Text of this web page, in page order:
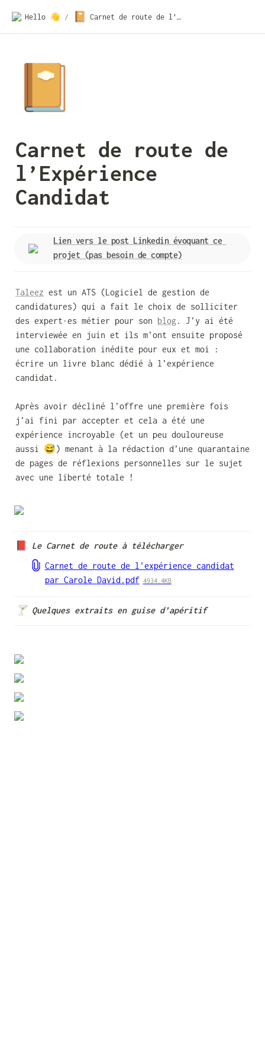
Hello 👋 / 📔 Carnet de route de l’Expérience Candidat
📔
Carnet de route de
l’Expérience
Candidat
Lien vers le post Linkedin évoquant ce
projet (pas besoin de compte)
Taleez est un ATS (Logiciel de gestion de
candidatures) qui a fait le choix de solliciter
des expert·es métier pour son blog. J’y ai été
interviewée en juin et ils m’ont ensuite proposé
une collaboration inédite pour eux et moi :
écrire un livre blanc dédié à l’expérience
candidat.
Après avoir décliné l’offre une première fois
j’ai fini par accepter et cela a été une
expérience incroyable (et un peu douloureuse
aussi 😅) menant à la rédaction d’une quarantaine
de pages de réflexions personnelles sur le sujet
avec une liberté totale !
Le Carnet de route à télécharger
Carnet de route de l'expérience candidat
par Carole David.pdf 4934.4KB
🍸 Quelques extraits en guise d’apéritif